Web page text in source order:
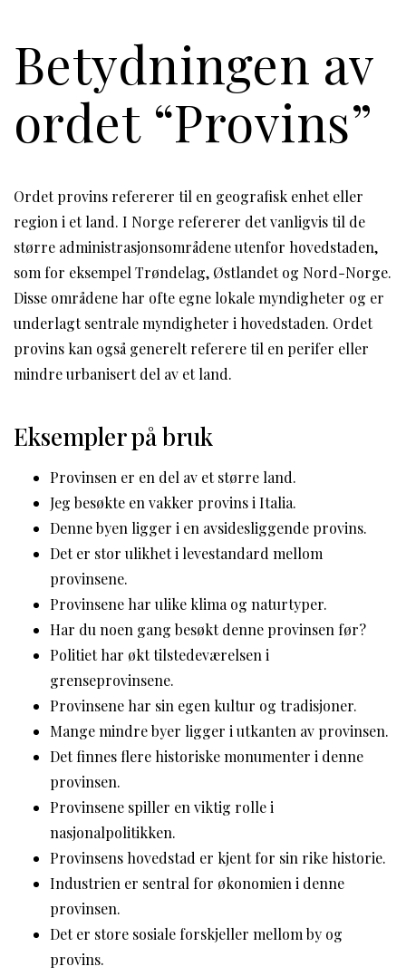
Betydningen av
ordet “Provins”
Ordet provins refererer til en geografisk enhet eller
region i et land. I Norge refererer det vanligvis til de
større administrasjonsområdene utenfor hovedstaden,
som for eksempel Trøndelag, Østlandet og Nord-Norge.
Disse områdene har ofte egne lokale myndigheter og er
underlagt sentrale myndigheter i hovedstaden. Ordet
provins kan også generelt referere til en perifer eller
mindre urbanisert del av et land.
Eksempler på bruk
Provinsen er en del av et større land.
Jeg besøkte en vakker provins i Italia.
Denne byen ligger i en avsidesliggende provins.
Det er stor ulikhet i levestandard mellom
provinsene.
Provinsene har ulike klima og naturtyper.
Har du noen gang besøkt denne provinsen før?
Politiet har økt tilstedeværelsen i
grenseprovinsene.
Provinsene har sin egen kultur og tradisjoner.
Mange mindre byer ligger i utkanten av provinsen.
Det finnes flere historiske monumenter i denne
provinsen.
Provinsene spiller en viktig rolle i
nasjonalpolitikken.
Provinsens hovedstad er kjent for sin rike historie.
Industrien er sentral for økonomien i denne
provinsen.
Det er store sosiale forskjeller mellom by og
provins.